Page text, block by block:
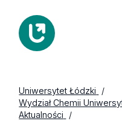
Uniwersytet Łódzki
Wydział Chemii
Aktualności